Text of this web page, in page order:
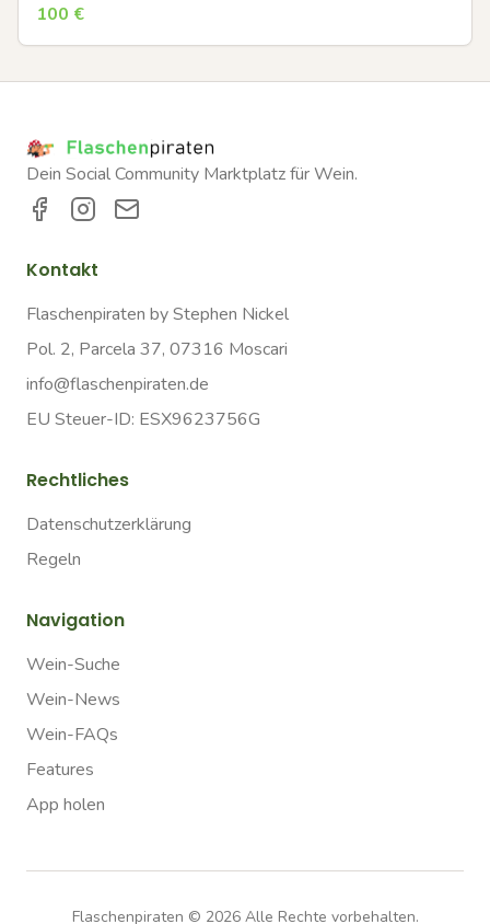
100 €
Dein Social Community Marktplatz für Wein.
Kontakt
Flaschenpiraten by Stephen Nickel
Pol. 2, Parcela 37, 07316 Moscari
info@flaschenpiraten.de
EU Steuer-ID: ESX9623756G
Rechtliches
Datenschutzerklärung
Regeln
Navigation
Wein-Suche
Wein-News
Wein-FAQs
Features
App holen
Flaschenpiraten © 2026Alle Rechte vorbehalten.